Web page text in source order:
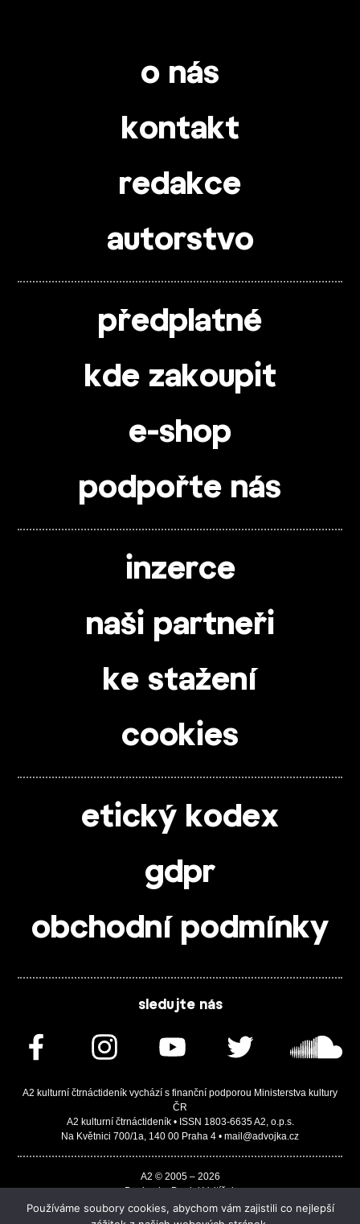
o nás
kontakt
redakce
autorstvo
předplatné
kde zakoupit
e-shop
podpořte nás
inzerce
naši partneři
ke stažení
cookies
etický kodex
gdpr
obchodní podmínky
sledujte nás
A2 kulturní čtrnáctideník vychází s finanční podporou Ministerstva kultury
ČR
A2 kulturní čtrnáctideník • ISSN 1803-6635 A2, o.p.s.
Na Květnici 700/1a, 140 00 Praha 4 • mail@advojka.cz
A2 © 2005 – 2026
Design by Daniel Vojtíšek
Built by JASA-IT & ChSoft
Používáme soubory cookies, abychom vám zajistili co nejlepší